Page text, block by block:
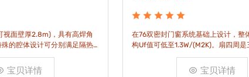
视面壁厚2.8m)，具有高焊角
的腔体设计可分别满足隔热
宝贝详情
在76双密封门窗系统基础上设计，整
构Uf值可低至1.3W/(M2K)。扇四周是
构，采用高品质EPDM胶条，实现气
宝贝详情